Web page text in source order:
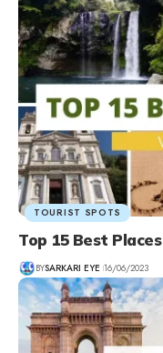
TOURIST SPOTS
Top 15 Best
BYSARKARI EYE 16/06/2023